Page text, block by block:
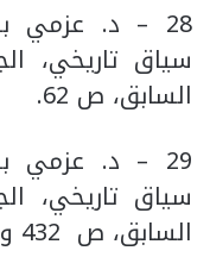
28 – د. عزمي
السابق، ص 62.
29 – د. عزمي
السابق، ص 432 و426.